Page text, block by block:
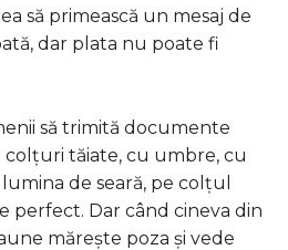
să primească un mesaj de
dar plata nu poate fi
să trimită documente
tăiate, cu umbre, cu
de seară, pe colțul
perfect. Dar când cineva din
mărește poza și vede